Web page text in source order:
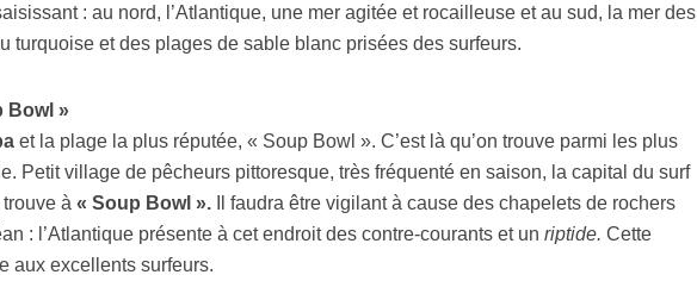
: au nord, l’Atlantique, une mer agitée et rocailleuse et au sud, la mer des
turquoise et des plages de sable blanc prisées des surfeurs.
Bowl »
et la plage la plus réputée, « Soup Bowl ». C’est là qu’on trouve parmi les plus
Petit village de pêcheurs pittoresque, très fréquenté en saison, la capital du surf
à « Soup Bowl ».
Il faudra être vigilant à cause des chapelets de rochers
: l’Atlantique présente à cet endroit des contre-courants et un riptide. Cette
aux excellents surfeurs.